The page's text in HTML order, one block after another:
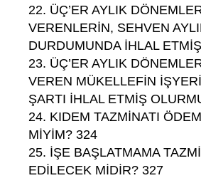
22. ÜÇ’ER AYLIK
VERENLERİN, SEHVEN
DURDUMUNDA İHLAL
23. ÜÇ’ER AYLIK
VEREN MÜKELLEFİN
ŞARTI İHLAL ETMİŞ
24. KIDEM TAZMİNATI
MİYİM? 324
25. İŞE BAŞLATMAMA
EDİLECEK MİDİR? 327